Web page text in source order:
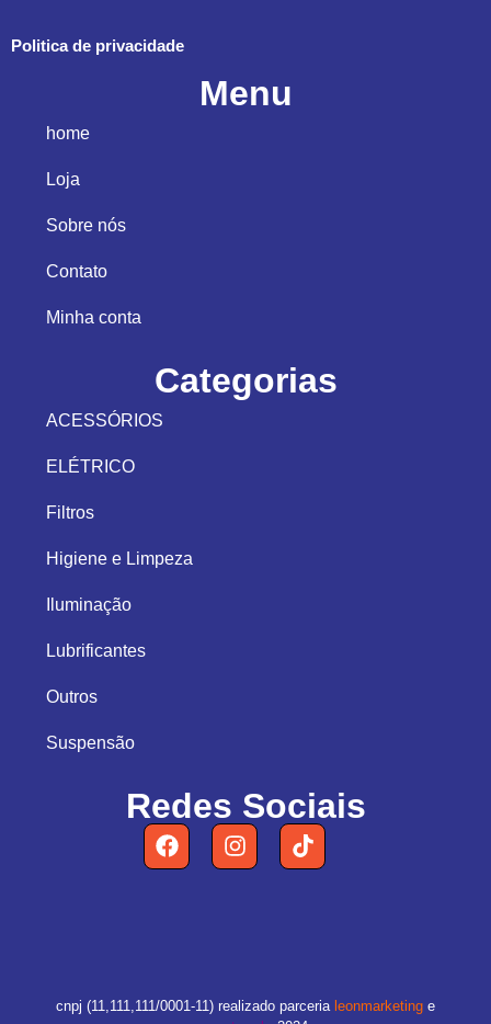
Politica de privacidade
Menu
home
Loja
Sobre nós
Contato
Minha conta
Categorias
ACESSÓRIOS
ELÉTRICO
Filtros
Higiene e Limpeza
Iluminação
Lubrificantes
Outros
Suspensão
Redes Sociais
cnpj (11,111,111/0001-11) realizado parceria leonmarketing e